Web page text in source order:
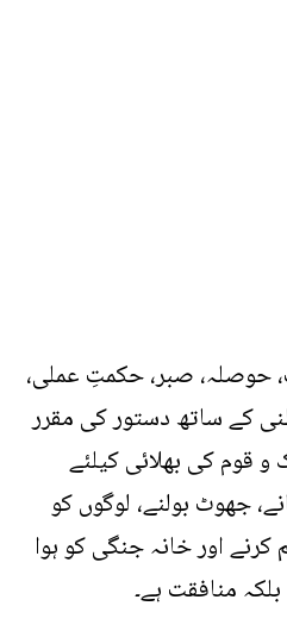
حوصلہ، صبر، حکمتِ عملی،
کے ساتھ دستور کی مقرر
قوم کی بھلائی کیلئے
جھوٹ بولنے، لوگوں کو
کرنے اور خانہ جنگی کو ہوا
منافقت ہے۔